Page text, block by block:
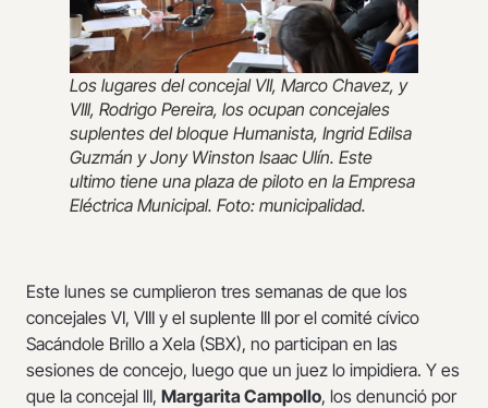
Los lugares del concejal VII, Marco Chavez, y
VIIl, Rodrigo Pereira, los ocupan concejales
suplentes del bloque Humanista, Ingrid Edilsa
Guzmán y Jony Winston Isaac Ulín. Este
ultimo tiene una plaza de piloto en la Empresa
Eléctrica Municipal. Foto: municipalidad.
Este lunes se cumplieron tres semanas de que los
concejales VI, VIII y el suplente III por el comité cívico
Sacándole Brillo a Xela (SBX), no participan en las
sesiones de concejo, luego que un juez lo impidiera. Y es
que la concejal III, Margarita Campollo, los denunció por